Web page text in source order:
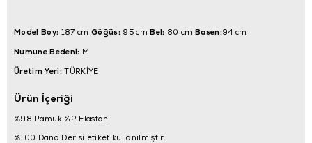
Model Boy: 187 cm Göğüs:95 cmBel: 80 cm Basen:94 cm
Numune Bedeni: M
Üretim Yeri:TÜRKİYE
Ürün İçeriği
%98 Pamuk %2 Elastan
%100 Dana Derisi etiket kullanılmıştır.